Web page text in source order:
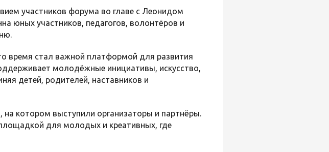
участников форума во главе с Леонидом
юных участников, педагогов, волонтёров и
время стал важной платформой для развития
молодёжные инициативы, искусство,
детей, родителей, наставников и
котором выступили организаторы и партнёры.
для молодых и креативных, где